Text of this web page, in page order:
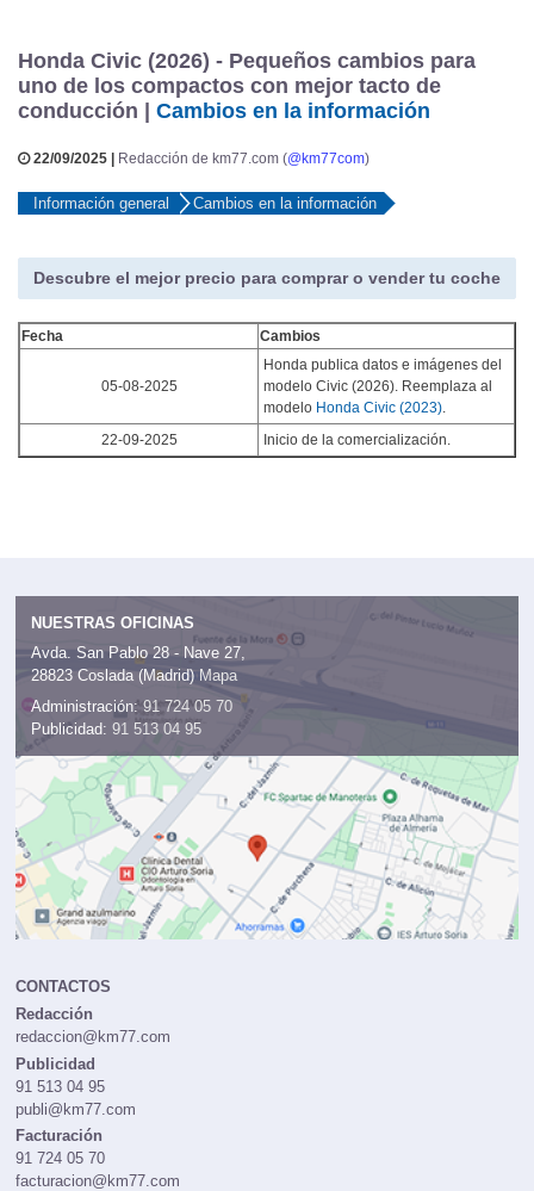
Honda Civic (2026) - Pequeños cambios para
uno de los compactos con mejor tacto de
conducción | Cambios en la información
22/09/2025 | Redacción de km77.com (@km77com)
Información general Cambios en la información
Descubre el mejor precio para comprar o vender tu coche
Fecha Cambios
05-08-2025
Honda publica datos e imágenes del
modelo Civic (2026). Reemplaza al
modelo Honda Civic (2023)
22-09-2025
Inicio de la comercialización.
NUESTRAS OFICINAS
Avda. San Pablo 28 - Nave 27,
28823 Coslada (Madrid) Mapa
Administración: 91 724 05 70
Publicidad: 91 513 04 95
CONTACTOS
Redacción
redaccion@km77.com
Publicidad
91 513 04 95
publi@km77.com
Facturación
91 724 05 70
facturacion@km77.com